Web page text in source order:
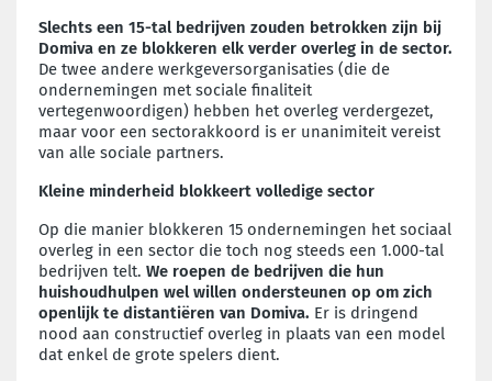
Slechts een 15-tal bedrijven zouden betrokken zijn bij
Domiva en ze blokkeren elk verder overleg in de sector.
De twee andere werkgeversorganisaties (die de
ondernemingen met sociale finaliteit
vertegenwoordigen) hebben het overleg verdergezet,
maar voor een sectorakkoord is er unanimiteit vereist
van alle sociale partners.
Kleine minderheid blokkeert volledige sector
Op die manier blokkeren 15 ondernemingen het sociaal
overleg in een sector die toch nog steeds een 1.000-tal
bedrijven telt. We roepen de bedrijven die hun
huishoudhulpen wel willen ondersteunen op om zich
openlijk te distantiëren van Domiva. Er is dringend
nood aan constructief overleg in plaats van een model
dat enkel de grote spelers dient.